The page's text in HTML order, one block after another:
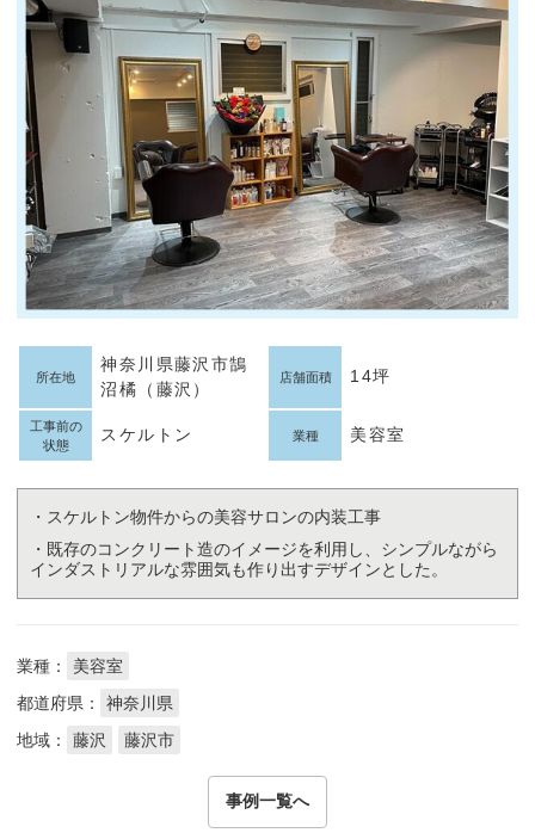
所在地
神奈川県藤沢市鵠
沼橘（藤沢）
店舗面積 14坪
工事前の
状態
スケルトン 業種 美容室
・スケルトン物件からの美容サロンの内装工事
・既存のコンクリート造のイメージを利用し、シンプルながら
インダストリアルな雰囲気も作り出すデザインとした。
業種：
美容室
都道府県：
神奈川県
地域：
藤沢 藤沢市
事例一覧へ